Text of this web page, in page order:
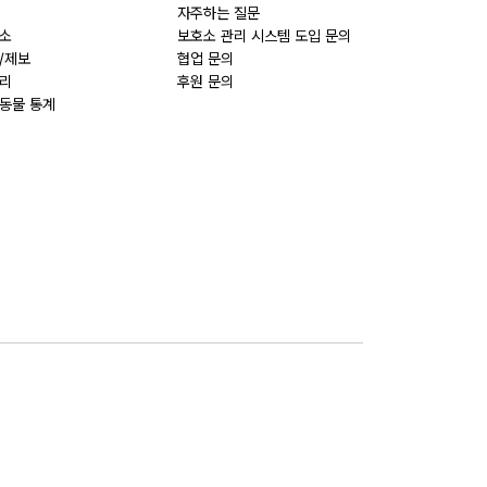
제보
물 통계
자주하는 질문
보호소 관리 시스템 도입 문의
협업 문의
후원 문의